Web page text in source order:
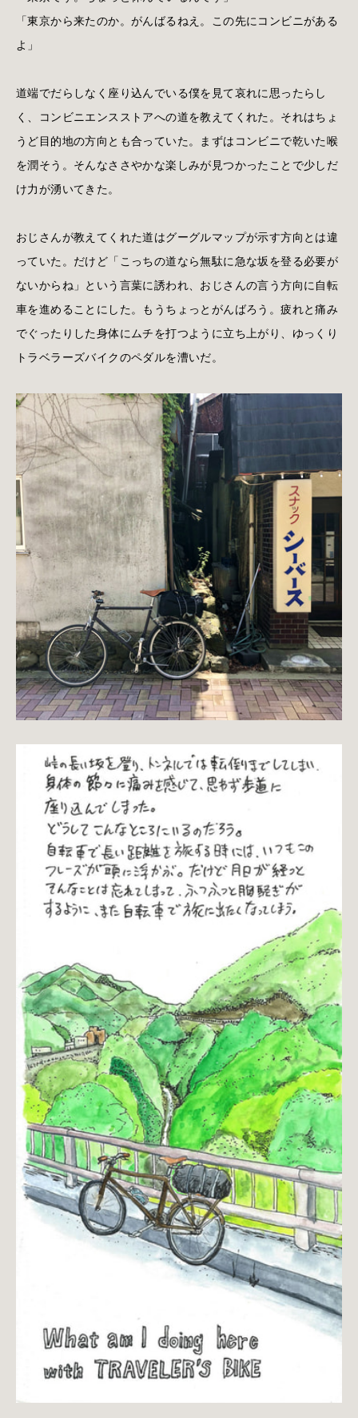
「東京から来たのか。がんばるねえ。この先にコンビニがある
よ」
道端でだらしなく座り込んでいる僕を見て哀れに思ったらし
く、コンビニエンスストアへの道を教えてくれた。それはちょ
うど目的地の方向とも合っていた。まずはコンビニで乾いた喉
を潤そう。そんなささやかな楽しみが見つかったことで少しだ
け力が湧いてきた。
おじさんが教えてくれた道はグーグルマップが示す方向とは違
っていた。だけど「こっちの道なら無駄に急な坂を登る必要が
ないからね」という言葉に誘われ、おじさんの言う方向に自転
車を進めることにした。もうちょっとがんばろう。疲れと痛み
でぐったりした身体にムチを打つように立ち上がり、ゆっくり
トラベラーズバイクのペダルを漕いだ。